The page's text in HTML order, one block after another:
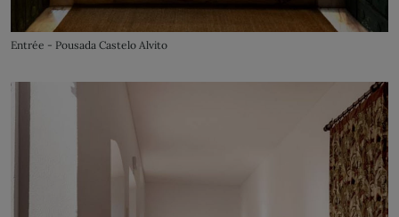
Entrée - Pousada Castelo Alvito